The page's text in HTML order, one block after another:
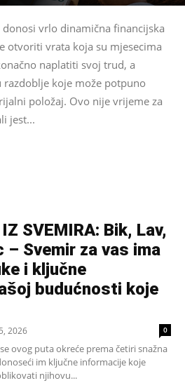
donosi vrlo dinamična financijska
otvoriti vrata koja su mjesecima
naplatiti svoj trud, a
koje može potpuno
položaj. Ovo nije vrijeme za
jest...
SVEMIRA: Bik, Lav,
– Svemir za vas ima
i ključne
budućnosti koje
2026 0
ovog puta okreće prema četiri snažna
im ključne informacije koje
njihovu...